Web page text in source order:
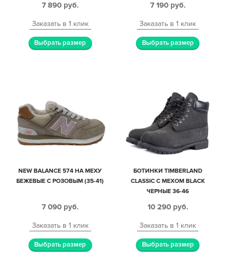
НУБУК МУЖСКИЕ-ЖЕНСКИЕ
(35-44)
7 890 руб.
Заказать в 1 клик
Выбрать размер
7 190 руб.
Заказать в 1 клик
Выбрать размер
NEW BALANCE 574 НА МЕХУ
БЕЖЕВЫЕ С РОЗОВЫМ (35-41)
7 090 руб.
Заказать в 1 клик
Выбрать размер
БОТИНКИ TIMBERLAND
CLASSIC С МЕХОМ BLACK
ЧЕРНЫЕ 36-46
10 290 руб.
Заказать в 1 клик
Выбрать размер